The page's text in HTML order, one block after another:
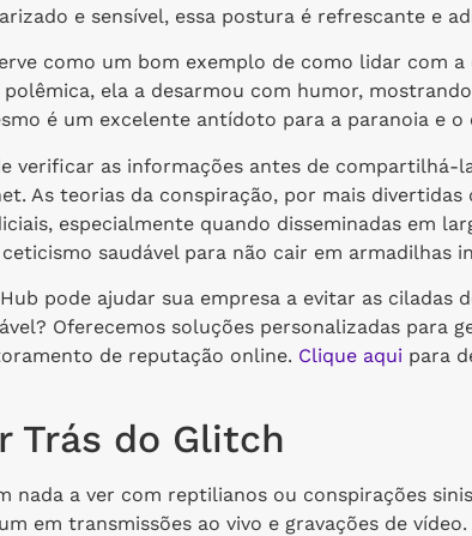
e sensível, essa postura é refrescante e
como um bom exemplo de como lidar com a
ela a desarmou com humor,
é um excelente antídoto para a paranoia e o
verificar as informações antes de compartilhá-
As teorias da conspiração, por mais divertidas
especialmente quando disseminadas em
saudável para não cair em armadilhas
pode ajudar sua empresa a evitar as ciladas
Oferecemos soluções personalizadas para
de reputação online. Clique aqui para
Trás do Glitch
a ver com reptilianos ou conspirações
em transmissões ao vivo e gravações de